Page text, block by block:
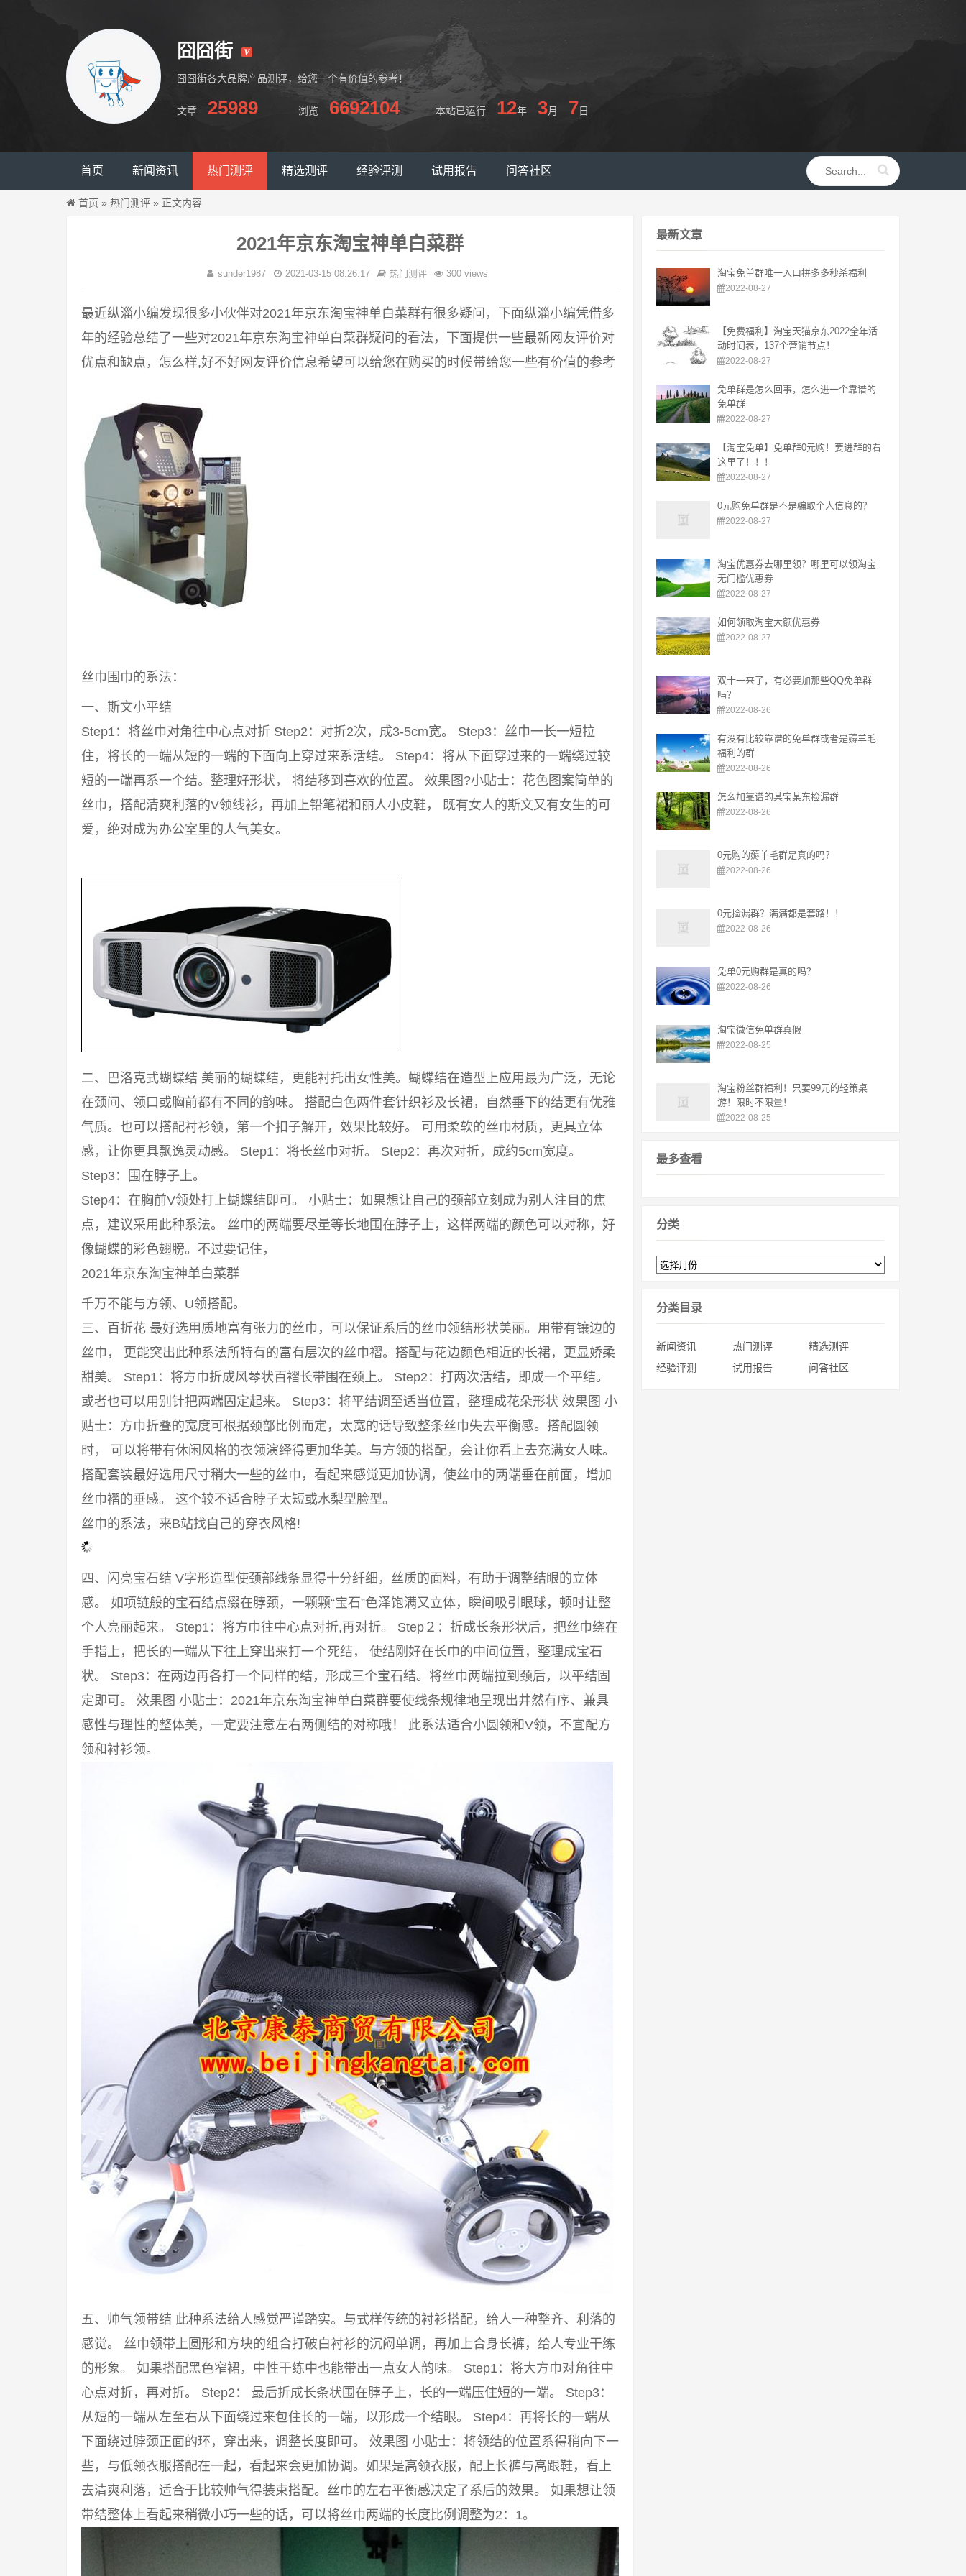
囧囧街
囧囧街各大品牌产品测评，给您一个有价值的参考！
文章 25989 浏览 6692104 本站已运行 12年 3月 7日
首页 新闻资讯 热门测评 精选测评 经验评测 试用报告 问答社区
首页 » 热门测评 » 正文内容
2021年京东淘宝神单白菜群
sunder1987 2021-03-15 08:26:17 热门测评 300 views
最近纵淄小编发现很多小伙伴对2021年京东淘宝神单白菜群有很多疑问，下面纵淄小编凭借多
年的经验总结了一些对2021年京东淘宝神单白菜群疑问的看法，下面提供一些最新网友评价对
优点和缺点，怎么样,好不好网友评价信息希望可以给您在购买的时候带给您一些有价值的参考
丝巾围巾的系法：
一、斯文小平结
Step1：将丝巾对角往中心点对折 Step2：对折2次，成3-5cm宽。 Step3：丝巾一长一短拉
住，将长的一端从短的一端的下面向上穿过来系活结。 Step4：将从下面穿过来的一端绕过较
短的一端再系一个结。整理好形状， 将结移到喜欢的位置。 效果图?小贴士：花色图案简单的
丝巾，搭配清爽利落的V领线衫，再加上铅笔裙和丽人小皮鞋， 既有女人的斯文又有女生的可
爱，绝对成为办公室里的人气美女。
二、巴洛克式蝴蝶结 美丽的蝴蝶结，更能衬托出女性美。蝴蝶结在造型上应用最为广泛，无论
在颈间、领口或胸前都有不同的韵味。 搭配白色两件套针织衫及长裙，自然垂下的结更有优雅
气质。也可以搭配衬衫领，第一个扣子解开，效果比较好。 可用柔软的丝巾材质，更具立体
感，让你更具飘逸灵动感。 Step1：将长丝巾对折。 Step2：再次对折，成约5cm宽度。
Step3：围在脖子上。
Step4：在胸前V领处打上蝴蝶结即可。 小贴士：如果想让自己的颈部立刻成为别人注目的焦
点，建议采用此种系法。 丝巾的两端要尽量等长地围在脖子上，这样两端的颜色可以对称，好
像蝴蝶的彩色翅膀。不过要记住，
2021年京东淘宝神单白菜群
千万不能与方领、U领搭配。
三、百折花 最好选用质地富有张力的丝巾，可以保证系后的丝巾领结形状美丽。用带有镶边的
丝巾， 更能突出此种系法所特有的富有层次的丝巾褶。搭配与花边颜色相近的长裙，更显娇柔
甜美。 Step1：将方巾折成风琴状百褶长带围在颈上。 Step2：打两次活结，即成一个平结。
或者也可以用别针把两端固定起来。 Step3：将平结调至适当位置，整理成花朵形状 效果图 小
贴士：方巾折叠的宽度可根据颈部比例而定，太宽的话导致整条丝巾失去平衡感。搭配圆领
时， 可以将带有休闲风格的衣领演绎得更加华美。与方领的搭配，会让你看上去充满女人味。
搭配套装最好选用尺寸稍大一些的丝巾，看起来感觉更加协调，使丝巾的两端垂在前面，增加
丝巾褶的垂感。 这个较不适合脖子太短或水梨型脸型。
丝巾的系法，来B站找自己的穿衣风格!
四、闪亮宝石结 V字形造型使颈部线条显得十分纤细，丝质的面料，有助于调整结眼的立体
感。 如项链般的宝石结点缀在脖颈，一颗颗“宝石”色泽饱满又立体，瞬间吸引眼球，顿时让整
个人亮丽起来。 Step1：将方巾往中心点对折,再对折。 Step２：折成长条形状后，把丝巾绕在
手指上，把长的一端从下往上穿出来打一个死结， 使结刚好在长巾的中间位置，整理成宝石
状。 Step3：在两边再各打一个同样的结，形成三个宝石结。将丝巾两端拉到颈后，以平结固
定即可。 效果图 小贴士：2021年京东淘宝神单白菜群要使线条规律地呈现出井然有序、兼具
感性与理性的整体美，一定要注意左右两侧结的对称哦！ 此系法适合小圆领和V领，不宜配方
领和衬衫领。
五、帅气领带结 此种系法给人感觉严谨踏实。与式样传统的衬衫搭配，给人一种整齐、利落的
感觉。 丝巾领带上圆形和方块的组合打破白衬衫的沉闷单调，再加上合身长裤，给人专业干练
的形象。 如果搭配黑色窄裙，中性干练中也能带出一点女人韵味。 Step1：将大方巾对角往中
心点对折，再对折。 Step2： 最后折成长条状围在脖子上，长的一端压住短的一端。 Step3：
从短的一端从左至右从下面绕过来包住长的一端，以形成一个结眼。 Step4：再将长的一端从
下面绕过脖颈正面的环，穿出来，调整长度即可。 效果图 小贴士：将领结的位置系得稍向下一
些，与低领衣服搭配在一起，看起来会更加协调。如果是高领衣服，配上长裤与高跟鞋，看上
去清爽利落，适合于比较帅气得装束搭配。丝巾的左右平衡感决定了系后的效果。 如果想让领
带结整体上看起来稍微小巧一些的话，可以将丝巾两端的长度比例调整为2：1。
最新文章
淘宝免单群唯一入口拼多多秒杀福利
2022-08-27
【免费福利】淘宝天猫京东2022全年活
动时间表，137个营销节点！
2022-08-27
免单群是怎么回事，怎么进一个靠谱的
免单群
2022-08-27
【淘宝免单】免单群0元购！要进群的看
这里了！！！
2022-08-27
0元购免单群是不是骗取个人信息的？
2022-08-27
淘宝优惠券去哪里领？哪里可以领淘宝
无门槛优惠券
2022-08-27
如何领取淘宝大额优惠券
2022-08-27
双十一来了，有必要加那些QQ免单群
吗？
2022-08-26
有没有比较靠谱的免单群或者是薅羊毛
福利的群
2022-08-26
怎么加靠谱的某宝某东捡漏群
2022-08-26
0元购的薅羊毛群是真的吗？
2022-08-26
0元捡漏群？满满都是套路！！
2022-08-26
免单0元购群是真的吗？
2022-08-26
淘宝微信免单群真假
2022-08-25
淘宝粉丝群福利！只要99元的轻策桌
游！限时不限量！
2022-08-25
最多查看
分类
分类目录
新闻资讯 热门测评
精选测评
经验评测
试用报告 问答社区